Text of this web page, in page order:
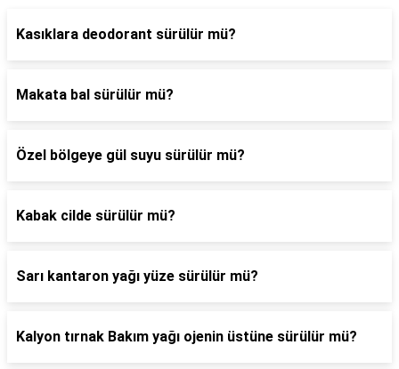
Kasıklara deodorant sürülür mü?
Makata bal sürülür mü?
Özel bölgeye gül suyu sürülür mü?
Kabak cilde sürülür mü?
Sarı kantaron yağı yüze sürülür mü?
Kalyon tırnak Bakım yağı ojenin üstüne sürülür mü?